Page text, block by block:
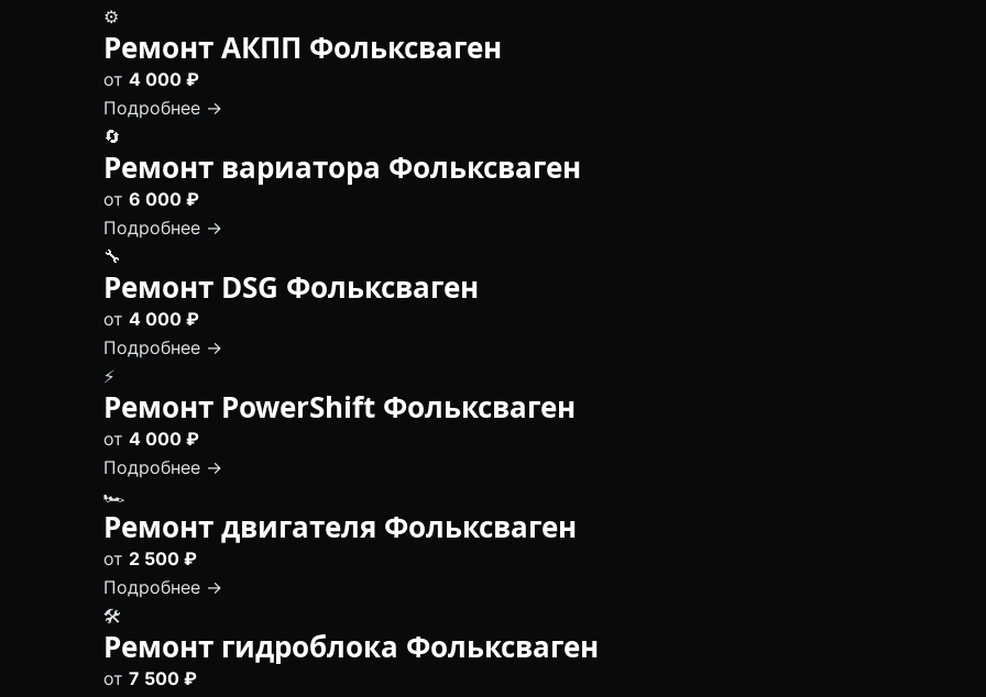
⚙️
Ремонт АКПП Фольксваген
от 4 000 ₽
Подробнее →
🔄
Ремонт вариатора Фольксваген
от 6 000 ₽
Подробнее →
🔧
Ремонт DSG Фольксваген
от 4 000 ₽
Подробнее →
⚡
Ремонт PowerShift Фольксваген
от 4 000 ₽
Подробнее →
🏎
Ремонт двигателя Фольксваген
от 2 500 ₽
Подробнее →
🛠️
Ремонт гидроблока Фольксваген
от 7 500 ₽